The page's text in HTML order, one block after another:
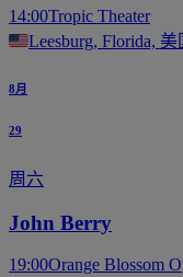
14:00Tropic Theater
Leesburg, Florida, 美
8月
29
周六
John Berry
19:00Orange Blossom